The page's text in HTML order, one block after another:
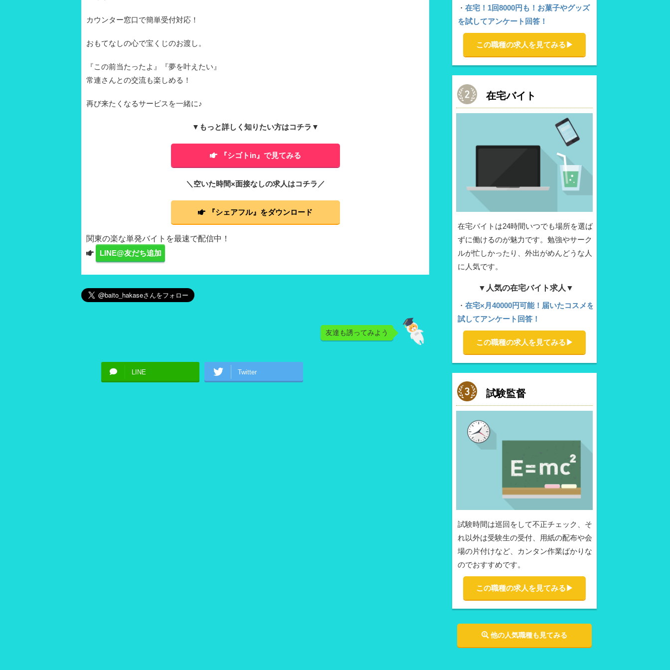
カウンター窓口で簡単受付対応！
おもてなしの心で宝くじのお渡し。
『この前当たったよ』『夢を叶えたい』
常連さんとの交流も楽しめる！
再び来たくなるサービスを一緒に♪
▼もっと詳しく知りたい方はコチラ▼
『シゴトin』で見てみる
＼空いた時間×面接なしの求人はコチラ／
『シェアフル』をダウンロード
関東の楽な単発バイトを最速で配信中！
LINE@友だち追加
友達も誘ってみよう
LINE Twitter
・ 在宅！1回8000円も！お菓子やグッズ
を試してアンケート回答！
この職種の求人を見てみる▶︎
在宅バイト
在宅バイトは24時間いつでも場所を選ば
ずに働けるのが魅力です。勉強やサーク
ルが忙しかったり、外出がめんどうな人
に人気です。
▼人気の在宅バイト求人▼
・ 在宅×月40000円可能！届いたコスメを
試してアンケート回答！
この職種の求人を見てみる▶︎
試験監督
試験時間は巡回をして不正チェック、そ
れ以外は受験生の受付、用紙の配布や会
場の片付けなど、カンタン作業ばかりな
のでおすすめです。
この職種の求人を見てみる▶︎
他の人気職種も見てみる